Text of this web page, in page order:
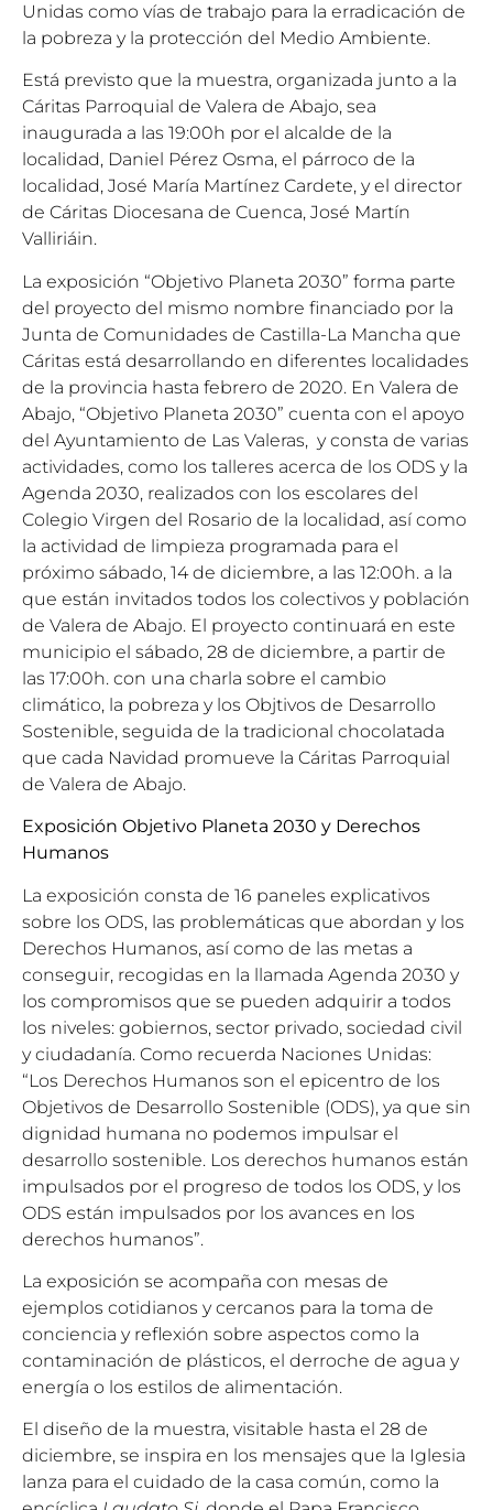
Unidas como vías de trabajo para la erradicación de
la pobreza y la protección del Medio Ambiente.
Está previsto que la muestra, organizada junto a la
Cáritas Parroquial de Valera de Abajo, sea
inaugurada a las 19:00h por el alcalde de la
localidad, Daniel Pérez Osma, el párroco de la
localidad, José María Martínez Cardete, y el director
de Cáritas Diocesana de Cuenca, José Martín
Valliriáin.
La exposición “Objetivo Planeta 2030” forma parte
del proyecto del mismo nombre financiado por la
Junta de Comunidades de Castilla-La Mancha que
Cáritas está desarrollando en diferentes localidades
de la provincia hasta febrero de 2020. En Valera de
Abajo, “Objetivo Planeta 2030” cuenta con el apoyo
del Ayuntamiento de Las Valeras, y consta de varias
actividades, como los talleres acerca de los ODS y la
Agenda 2030, realizados con los escolares del
Colegio Virgen del Rosario de la localidad, así como
la actividad de limpieza programada para el
próximo sábado, 14 de diciembre, a las 12:00h. a la
que están invitados todos los colectivos y población
de Valera de Abajo. El proyecto continuará en este
municipio el sábado, 28 de diciembre, a partir de
las 17:00h. con una charla sobre el cambio
climático, la pobreza y los Objtivos de Desarrollo
Sostenible, seguida de la tradicional chocolatada
que cada Navidad promueve la Cáritas Parroquial
de Valera de Abajo.
Exposición Objetivo Planeta 2030 y Derechos
Humanos
La exposición consta de 16 paneles explicativos
sobre los ODS, las problemáticas que abordan y los
Derechos Humanos, así como de las metas a
conseguir, recogidas en la llamada Agenda 2030 y
los compromisos que se pueden adquirir a todos
los niveles: gobiernos, sector privado, sociedad civil
y ciudadanía. Como recuerda Naciones Unidas:
“Los Derechos Humanos son el epicentro de los
Objetivos de Desarrollo Sostenible (ODS), ya que sin
dignidad humana no podemos impulsar el
desarrollo sostenible. Los derechos humanos están
impulsados ​​por el progreso de todos los ODS, y los
ODS están impulsados ​​por los avances en los
derechos humanos”.
La exposición se acompaña con mesas de
ejemplos cotidianos y cercanos para la toma de
conciencia y reflexión sobre aspectos como la
contaminación de plásticos, el derroche de agua y
energía o los estilos de alimentación.
El diseño de la muestra, visitable hasta el 28 de
diciembre, se inspira en los mensajes que la Iglesia
lanza para el cuidado de la casa común, como la